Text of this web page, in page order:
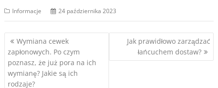
Informacje 24 października 2023
Nawigacja
wpisu
Wymiana cewek
zapłonowych. Po czym
poznasz, że już pora na ich
wymianę? Jakie są ich
rodzaje?
Jak prawidłowo zarządzać
łańcuchem dostaw?